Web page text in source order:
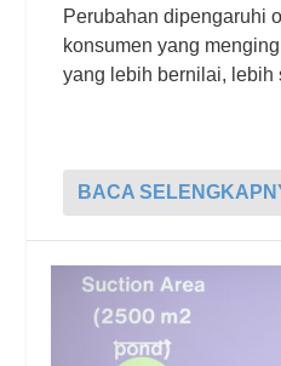
Perubahan dipengaruhi
konsumen yang
yang lebih bernilai, lebih
BACA